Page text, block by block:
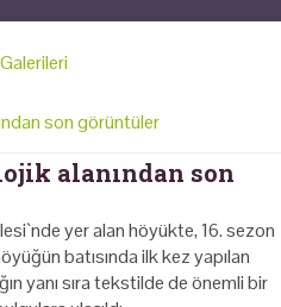
son görüntüler
alanından son
yer alan höyükte, 16. sezon
batısında ilk kez yapılan
yanı sıra tekstilde de önemli bir